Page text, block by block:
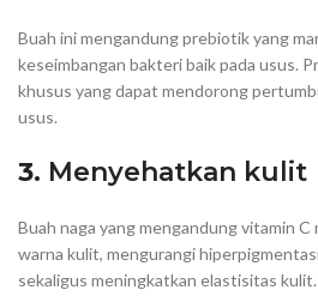
Buah ini mengandung prebiotik yang
keseimbangan bakteri baik pada usus.
khusus yang dapat mendorong
usus.
3. Menyehatkan kulit
Buah naga yang mengandung vitamin C
warna kulit, mengurangi
sekaligus meningkatkan elastisitas kulit.